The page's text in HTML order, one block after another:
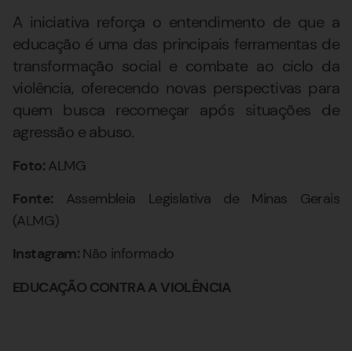
A iniciativa reforça o entendimento de que a
educação é uma das principais ferramentas de
transformação social e combate ao ciclo da
violência, oferecendo novas perspectivas para
quem busca recomeçar após situações de
agressão e abuso.
Foto: ALMG
Fonte: Assembleia Legislativa de Minas Gerais
(ALMG)
Instagram: Não informado
EDUCAÇÃO CONTRA A VIOLÊNCIA